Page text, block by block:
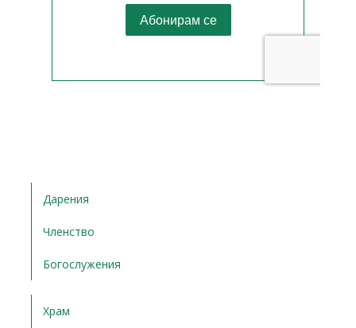
Дарения
Членство
Богослужения
Храм